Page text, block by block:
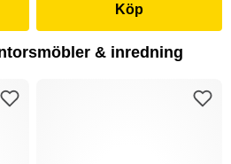
Köp
& inredning